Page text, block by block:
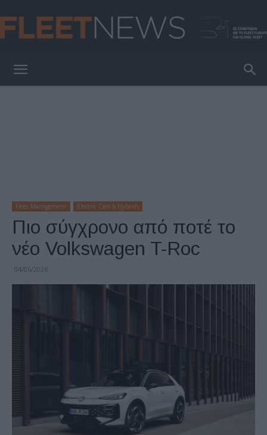
Fleet Management Electric Cars & Hybrids
Πιο σύγχρονο από ποτέ το
νέο Volkswagen T-Roc
04/06/2026